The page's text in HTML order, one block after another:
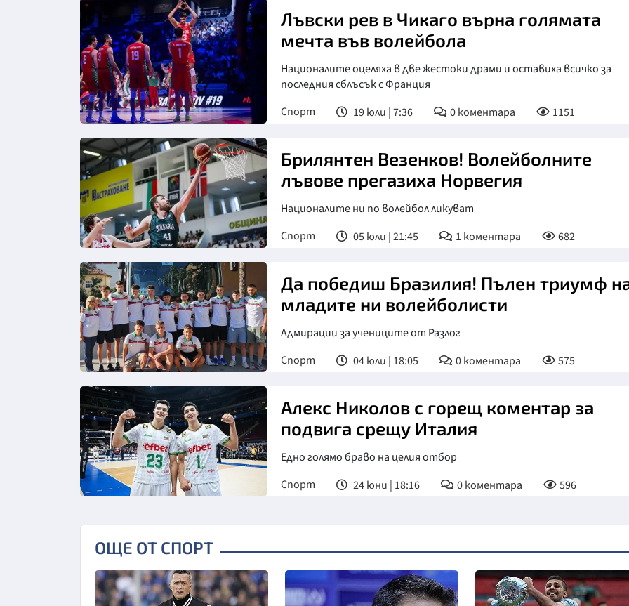
Снимка: БФ волейбол
Лъвски рев в Чикаго върна голямата
мечта във волейбола
Националите оцеляха в две жестоки драми и оставиха всичко за
последния сблъсък с Франция
Спорт
19 юли | 7:36 0коментара 1151
Брилянтен Везенков! Волейболните
лъвове прегазиха Норвегия
Националите ни по волейбол ликуват
Спорт
05 юли | 21:45 1 коментара 682
Да победиш Бразилия! Пълен триумф
младите ни волейболисти
Адмирации за учениците от Разлог
Спорт
04 юли | 18:05 0коментара 575
Алекс Николов с горещ коментар за
подвига срещу Италия
Едно голямо браво на целия отбор
Спорт
24 юни | 18:16 0коментара 596
ОЩЕ ОТ СПОРТ